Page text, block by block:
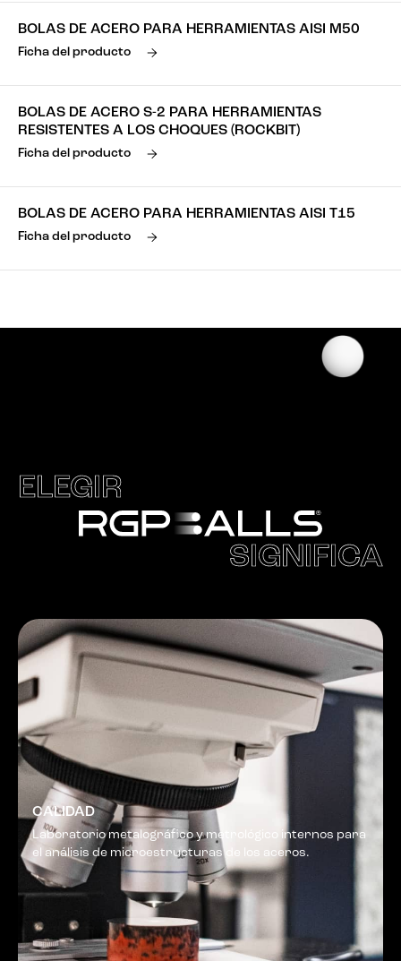
BOLAS DE ACERO PARA HERRAMIENTAS AISI M50
Ficha del producto
BOLAS DE ACERO S-2 PARA HERRAMIENTAS
RESISTENTES A LOS CHOQUES (ROCKBIT)
Ficha del producto
BOLAS DE ACERO PARA HERRAMIENTAS AISI T15
Ficha del producto
ELEGIR
SIGNIFICA
CALIDAD
Laboratorio metalográfico y metrológico internos para
el análisis de microestructuras de los aceros.